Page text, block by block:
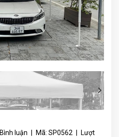
Bình luận Mã: SP0562
Lượt